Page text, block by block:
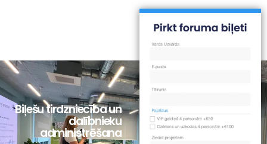
Biļešu tirdzniecība un
dalībnieku
administrēšana